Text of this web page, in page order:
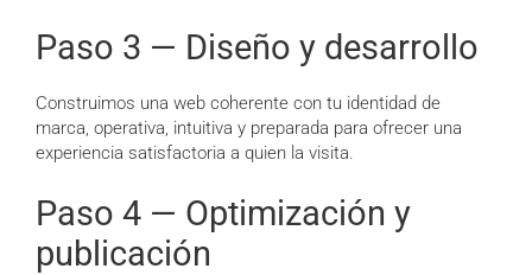
Paso 3 — Diseño y desarrollo
Construimos una web coherente con tu identidad de
marca, operativa, intuitiva y preparada para ofrecer una
experiencia satisfactoria a quien la visita.
Paso 4 — Optimización y
publicación